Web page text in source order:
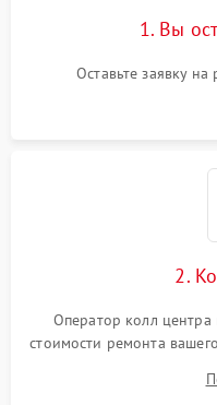
1. Вы
Оставьте заявку
2.
Оператор колл центра
стоимости ремонта